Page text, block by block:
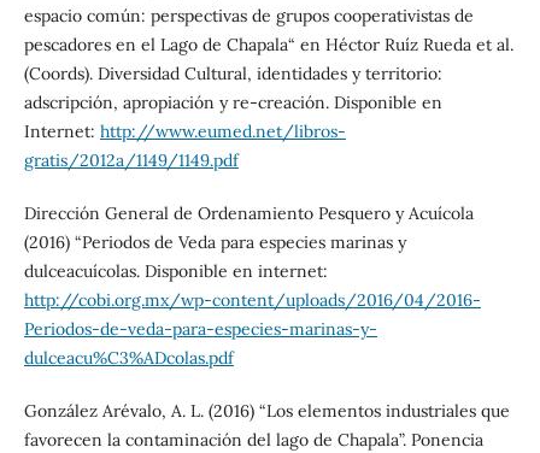
espacio común: perspectivas de grupos cooperativistas de
pescadores en el Lago de Chapala“ en Héctor Ruíz Rueda et al.
(Coords). Diversidad Cultural, identidades y territorio:
adscripción, apropiación y re‐creación. Disponible en
Internet: http://www.eumed.net/libros-
gratis/2012a/1149/1149.pdf
Dirección General de Ordenamiento Pesquero y Acuícola
(2016) “Periodos de Veda para especies marinas y
dulceacuícolas. Disponible en internet:
http://cobi.org.mx/wp-content/uploads/2016/04/2016-
Periodos-de-veda-para-especies-marinas-y-
dulceacu%C3%ADcolas.pdf
González Arévalo, A. L. (2016) “Los elementos industriales que
favorecen la contaminación del lago de Chapala”. Ponencia